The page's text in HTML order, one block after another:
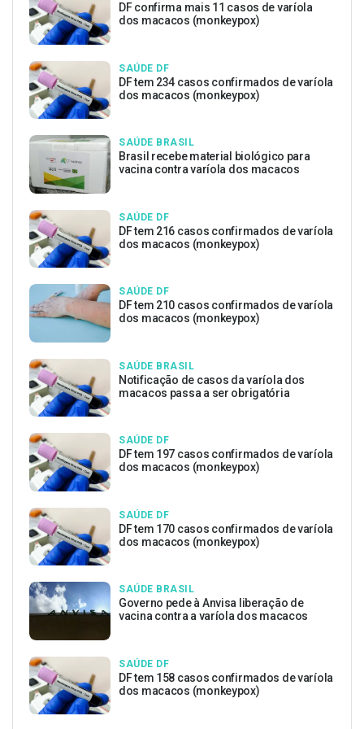
DF confirma mais 11 casos de varíola
dos macacos (monkeypox)
SAÚDE DF
DF tem 234 casos confirmados de varíola
dos macacos (monkeypox)
SAÚDE BRASIL
Brasil recebe material biológico para
vacina contra varíola dos macacos
SAÚDE DF
DF tem 216 casos confirmados de varíola
dos macacos (monkeypox)
SAÚDE DF
DF tem 210 casos confirmados de varíola
dos macacos (monkeypox)
SAÚDE BRASIL
Notificação de casos da varíola dos
macacos passa a ser obrigatória
SAÚDE DF
DF tem 197 casos confirmados de varíola
dos macacos (monkeypox)
SAÚDE DF
DF tem 170 casos confirmados de varíola
dos macacos (monkeypox)
SAÚDE BRASIL
Governo pede à Anvisa liberação de
vacina contra a varíola dos macacos
SAÚDE DF
DF tem 158 casos confirmados de varíola
dos macacos (monkeypox)